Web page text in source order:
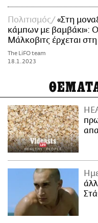
Πολιτισμός
«Στη
κάμπων με βαμβάκι»:
Μάλκοβιτς έρχεται
The LiFO team
18.1.2023